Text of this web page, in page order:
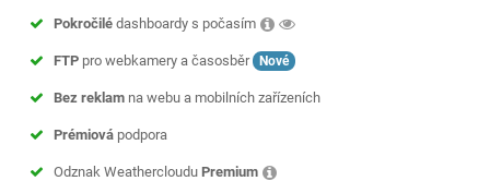
Pokročilé dashboardy s počasím
FTP pro webkamery a časosběr Nové
Bez reklam na webu a mobilních zařízeních
Prémiová podpora
Odznak Weathercloudu Premium